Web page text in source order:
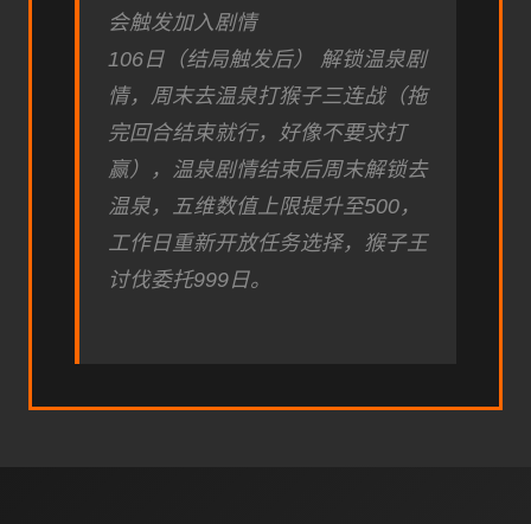
会触发加入剧情
106日（结局触发后） 解锁温泉剧
情，周末去温泉打猴子三连战（拖
完回合结束就行，好像不要求打
赢），温泉剧情结束后周末解锁去
温泉，五维数值上限提升至500，
工作日重新开放任务选择，猴子王
讨伐委托999日。